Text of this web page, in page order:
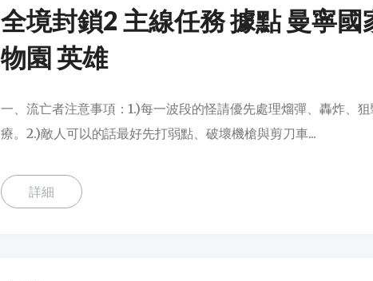
全境封鎖2 主線任務 據點 曼寧國
物園 英雄
一、流亡者注意事項：1.)每一波段的怪請優先處理熘彈、轟炸、狙
療。2.)敵人可以的話最好先打弱點、破壞機槍與剪刀車...
詳細